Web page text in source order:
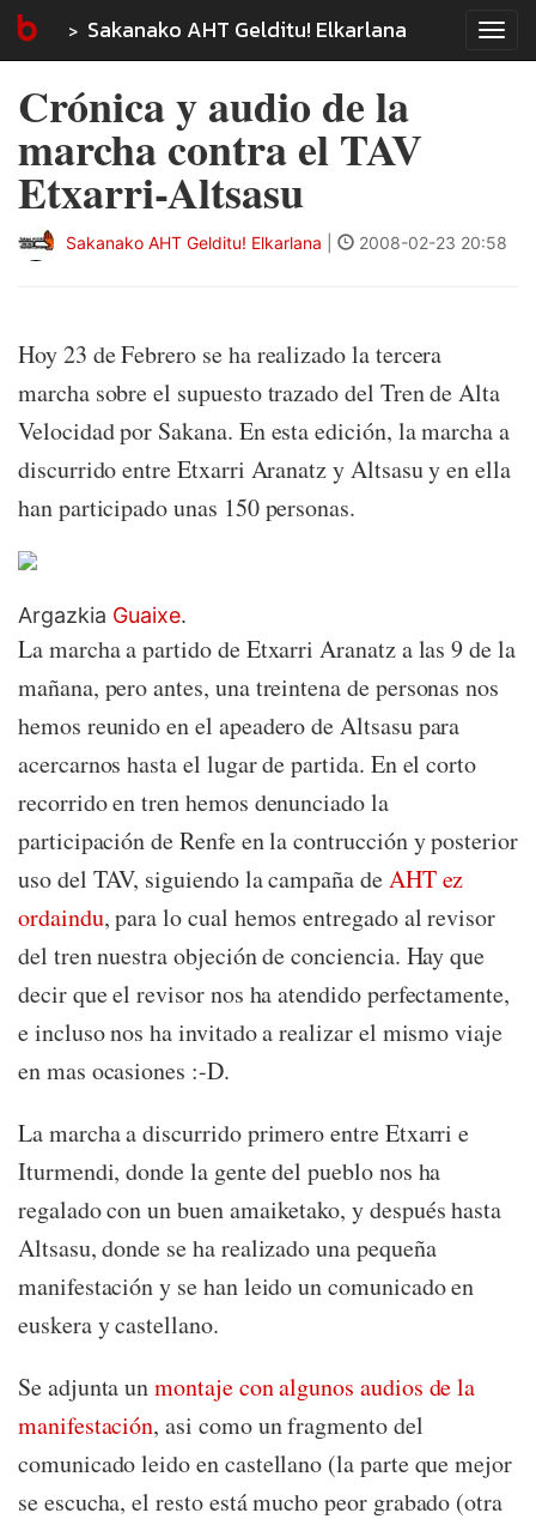
Sakanako AHT Gelditu! Elkarlana
Crónica y audio de la
marcha contra el TAV
Etxarri-Altsasu
Sakanako AHT Gelditu! Elkarlana 2008-02-23 20:58
Hoy 23 de Febrero se ha realizado la tercera
marcha sobre el supuesto trazado del Tren de Alta
Velocidad por Sakana. En esta edición, la marcha a
discurrido entre Etxarri Aranatz y Altsasu y en ella
han participado unas 150 personas.
Argazkia Guaixe.
La marcha a partido de Etxarri Aranatz a las 9 de la
mañana, pero antes, una treintena de personas nos
hemos reunido en el apeadero de Altsasu para
acercarnos hasta el lugar de partida. En el corto
recorrido en tren hemos denunciado la
participación de Renfe en la contrucción y posterior
uso del TAV, siguiendo la campaña deAHT ez
ordaindu, para lo cual hemos entregado al revisor
del tren nuestra objeción de conciencia. Hay que
decir que el revisor nos ha atendido perfectamente,
e incluso nos ha invitado a realizar el mismo viaje
en mas ocasiones :-D.
La marcha a discurrido primero entre Etxarri e
Iturmendi, donde la gente del pueblo nos ha
regalado con un buen amaiketako, y después hasta
Altsasu, donde se ha realizado una pequeña
manifestación y se han leido un comunicado en
euskera y castellano.
Se adjunta unmontaje con algunos audios de la
manifestación, asi como un fragmento del
comunicado leido en castellano (la parte que mejor
se escucha, el resto está mucho peor grabado (otra